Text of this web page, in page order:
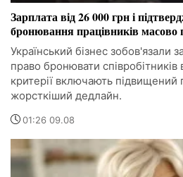
Зарплата від 26 000 грн і
бронювання працівників масово
Український бізнес зобов'язали
право бронювати співробітників
критерії включають підвищений
жорсткіший дедлайн.
01:26 09.08